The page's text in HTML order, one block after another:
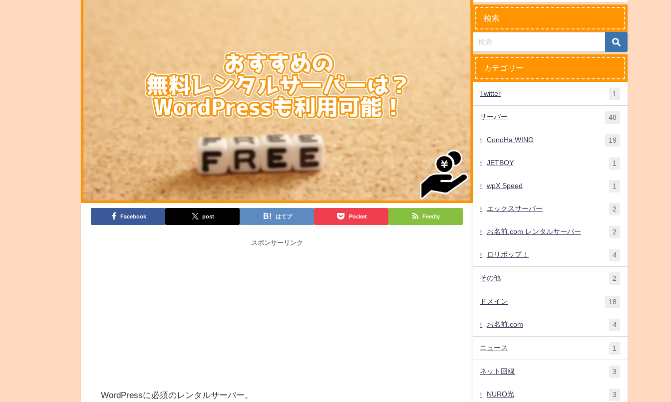
Facebook post はてブ Pocket Feedly
スポンサーリンク
WordPressに必須のレンタルサーバー。
検索
カテゴリー
Twitter 1
サーバー 48
ConoHa WING 19
JETBOY 1
wpX Speed 1
エックスサーバー 2
お名前.com レンタルサーバー 2
ロリポップ！ 4
その他 2
ドメイン 18
お名前.com 4
ニュース 1
ネット回線 3
NURO光 3